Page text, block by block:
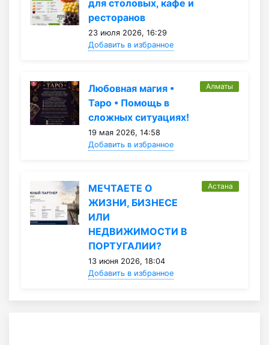
для столовых, кафе и
ресторанов
23 июля 2026, 16:29
Добавить в избранное
Любовная магия •
Таро • Помощь в
сложных ситуациях!
19 мая 2026, 14:58
Добавить в избранное
Алматы
МЕЧТАЕТЕ О
ЖИЗНИ, БИЗНЕСЕ
ИЛИ
НЕДВИЖИМОСТИ В
ПОРТУГАЛИИ?
13 июня 2026, 18:04
Добавить в избранное
Астана